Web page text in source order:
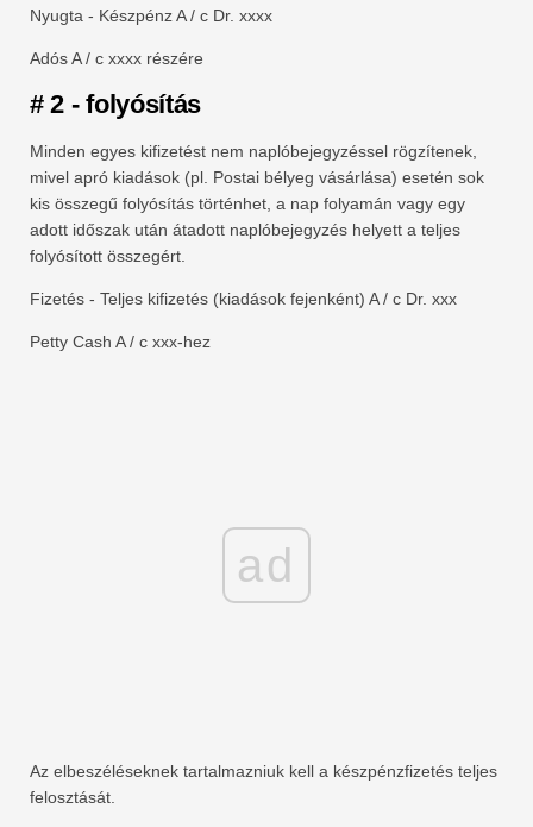
Nyugta - Készpénz A / c Dr. xxxx
Adós A / c xxxx részére
# 2 - folyósítás
Minden egyes kifizetést nem naplóbejegyzéssel rögzítenek,
mivel apró kiadások (pl. Postai bélyeg vásárlása) esetén sok
kis összegű folyósítás történhet, a nap folyamán vagy egy
adott időszak után átadott naplóbejegyzés helyett a teljes
folyósított összegért.
Fizetés - Teljes kifizetés (kiadások fejenként) A / c Dr. xxx
Petty Cash A / c xxx-hez
ad
Az elbeszéléseknek tartalmazniuk kell a készpénzfizetés teljes
felosztását.